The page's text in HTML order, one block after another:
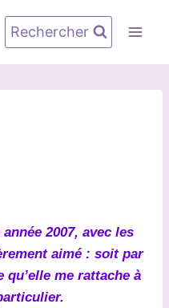
Rechercher
2007, avec les
aimé : soit par
me rattache à